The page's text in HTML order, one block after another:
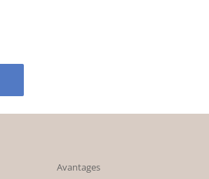
Avantages